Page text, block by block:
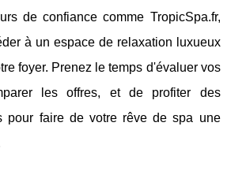
de confiance comme TropicSpa.fr,
à un espace de relaxation luxueux
foyer. Prenez le temps d'évaluer vos
les offres, et de profiter des
pour faire de votre rêve de spa une